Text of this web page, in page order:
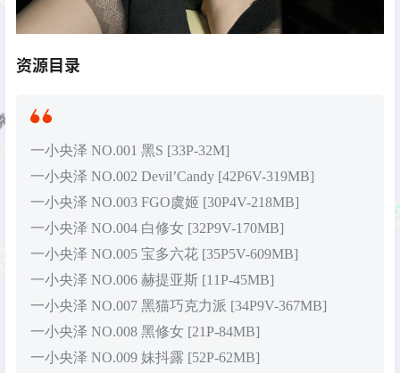
资源目录
一小央泽 NO.001 黑S [33P-32M]
一小央泽 NO.002 Devil’Candy [42P6V-319MB]
一小央泽 NO.003 FGO虞姬 [30P4V-218MB]
一小央泽 NO.004 白修女 [32P9V-170MB]
一小央泽 NO.005 宝多六花 [35P5V-609MB]
一小央泽 NO.006 赫提亚斯 [11P-45MB]
一小央泽 NO.007 黑猫巧克力派 [34P9V-367MB]
一小央泽 NO.008 黑修女 [21P-84MB]
一小央泽 NO.009 妹抖露 [52P-62MB]